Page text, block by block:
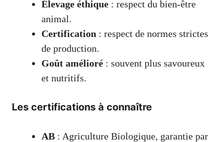
Élevage éthique : respect du bien-être
animal.
Certification : respect de normes strictes
de production.
Goût amélioré : souvent plus savoureux
et nutritifs.
Les certifications à connaître
AB : Agriculture Biologique, garantie par